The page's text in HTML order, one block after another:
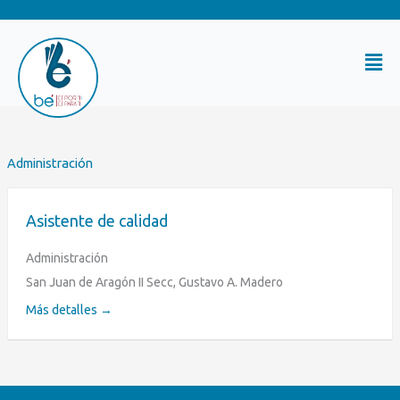
contenido
Administración
Asistente de calidad
Administración
San Juan de Aragón II Secc Gustavo A. Madero
Más detalles